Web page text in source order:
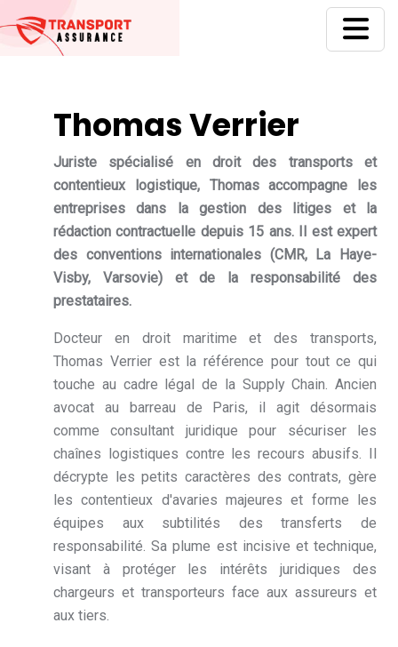
Thomas Verrier
Juriste spécialisé en droit des transports et
contentieux logistique, Thomas accompagne les
entreprises dans la gestion des litiges et la
rédaction contractuelle depuis 15 ans. Il est expert
des conventions internationales (CMR, La Haye-
Visby, Varsovie) et de la responsabilité des
prestataires.
Docteur en droit maritime et des transports,
Thomas Verrier est la référence pour tout ce qui
touche au cadre légal de la Supply Chain. Ancien
avocat au barreau de Paris, il agit désormais
comme consultant juridique pour sécuriser les
chaînes logistiques contre les recours abusifs. Il
décrypte les petits caractères des contrats, gère
les contentieux d'avaries majeures et forme les
équipes aux subtilités des transferts de
responsabilité. Sa plume est incisive et technique,
visant à protéger les intérêts juridiques des
chargeurs et transporteurs face aux assureurs et
aux tiers.